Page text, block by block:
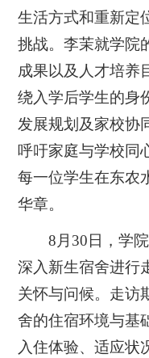
生活方式和重新定
挑战。李茉就学院
成果以及人才培养
绕入学后学生的身
发展规划及家校协
呼吁家庭与学校同
每一位学生在东农
华章。
8月30日，学
深入新生宿舍进行
关怀与问候。走访
舍的住宿环境与基
入住体验、适应状